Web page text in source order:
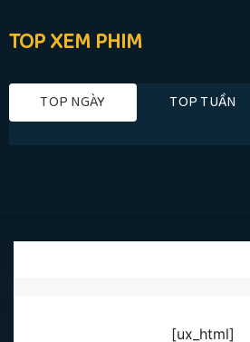
TOP XEM PHIM
TOP NGÀY TOP TUẦN